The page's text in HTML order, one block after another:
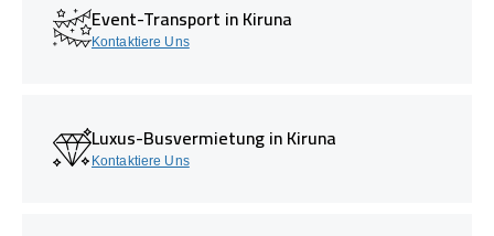
Event-Transport in Kiruna
Kontaktiere Uns
Luxus-Busvermietung in Kiruna
Kontaktiere Uns